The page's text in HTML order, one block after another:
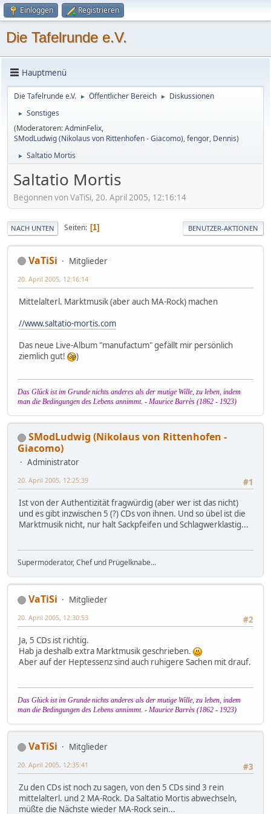
Einloggen Registrieren
Die Tafelrunde e.V.
Hauptmenü
Die Tafelrunde e.V. ► Öffentlicher Bereich ► Diskussionen
►
Sonstiges
(Moderatoren:AdminFelix,
SModLudwig (Nikolaus von Rittenhofen - Giacomo),fengor, Dennis)
► Saltatio Mortis
Saltatio Mortis
Begonnen von VaTiSi, 20. April 2005, 12:16:14
NACH UNTEN Seiten 1 BENUTZER-AKTIONEN
VaTiSi Mitglieder
20. April 2005, 12:16:14
Mittelalterl. Marktmusik (aber auch MA-Rock) machen
//www.saltatio-mortis.com
Das neue Live-Album "manufactum" gefällt mir persönlich
ziemlich gut!
)
Das Glück ist im Grunde nichts anderes als der mutige Wille, zu leben, indem
man die Bedingungen des Lebens annimmt. - Maurice Barrès (1862 - 1923)
SModLudwig (Nikolaus von Rittenhofen -
Giacomo)
Administrator
#1
20. April 2005, 12:25:39
Ist von der Authentizität fragwürdig (aber wer ist das nicht)
und es gibt inzwischen 5 (?) CDs von ihnen. Und so übel ist die
Marktmusik nicht, nur halt Sackpfeifen und Schlagwerklastig...
Supermoderator, Chef und Prügelknabe...
VaTiSi
Mitglieder
#2
20. April 2005, 12:30:53
Ja, 5 CDs ist richtig.
Hab ja deshalb extra Marktmusik geschrieben.
Aber auf der Heptessenz sind auch ruhigere Sachen mit drauf.
Das Glück ist im Grunde nichts anderes als der mutige Wille, zu leben, indem
man die Bedingungen des Lebens annimmt. - Maurice Barrès (1862 - 1923)
VaTiSi
Mitglieder
#3
20. April 2005, 12:35:41
Zu den CDs ist noch zu sagen, von den 5 CDs sind 3 rein
mittelalterl. und 2 MA-Rock. Da Saltatio Mortis abwechseln,
müßte die Nächste wieder MA-Rock sein...